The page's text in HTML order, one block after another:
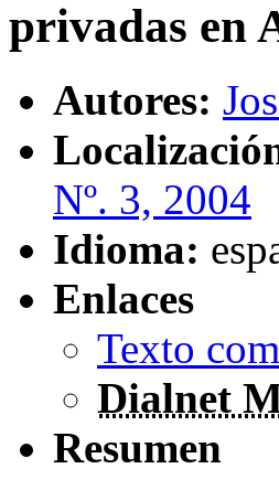
privadas en
Autores:
Nº. 3, 2004
Idioma:
Enlaces
Texto
Dialnet
Resumen